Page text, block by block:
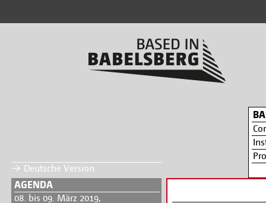
Deutsche Version
AGENDA
08. bis 09. März 2019,